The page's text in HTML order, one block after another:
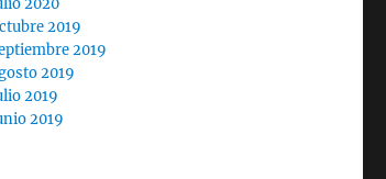
2020
2019
2019
2019
2019
2019